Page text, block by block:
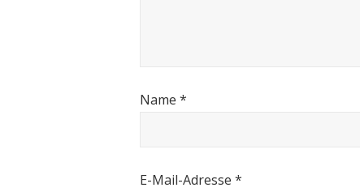
Name *
E-Mail-Adresse *